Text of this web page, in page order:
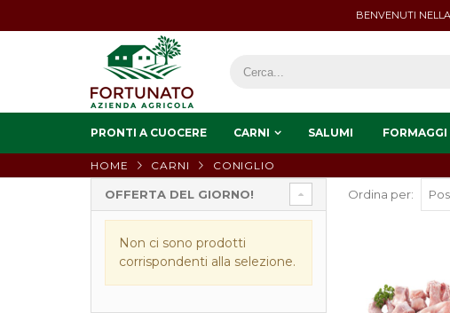
BENVENUTI
PRONTI A CUOCERE CARNI SALUMI FORMAGGI
HOME CARNI CONIGLIO
Ordina per:
OFFERTA DEL GIORNO!
Non ci sono prodotti
corrispondenti alla selezione.